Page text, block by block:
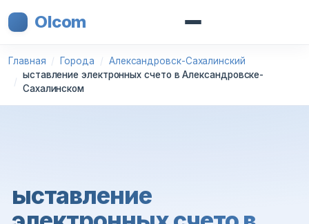
Olcom
Главная Города
Александровск-Сахалинский
ыставление электронных счето в Александровске-
Сахалинском
ыставление